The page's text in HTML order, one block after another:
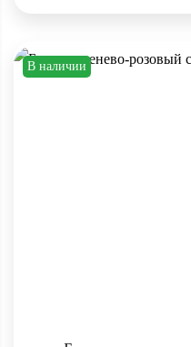
В наличии